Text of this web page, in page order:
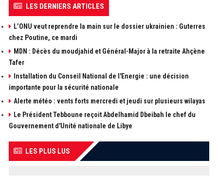
LES DERNIERS ARTICLES
L’ONU veut reprendre la main sur le dossier ukrainien : Guterres
chez Poutine, ce mardi
MDN : Décès du moudjahid et Général-Major à la retraite Ahçène
Tafer
Installation du Conseil National de l'Energie : une décision
importante pour la sécurité nationale
Alerte météo : vents forts mercredi et jeudi sur plusieurs wilayas
Le Président Tebboune reçoit Abdelhamid Dbeibah le chef du
Gouvernement d'Unité nationale de Libye
LES PLUS LUS